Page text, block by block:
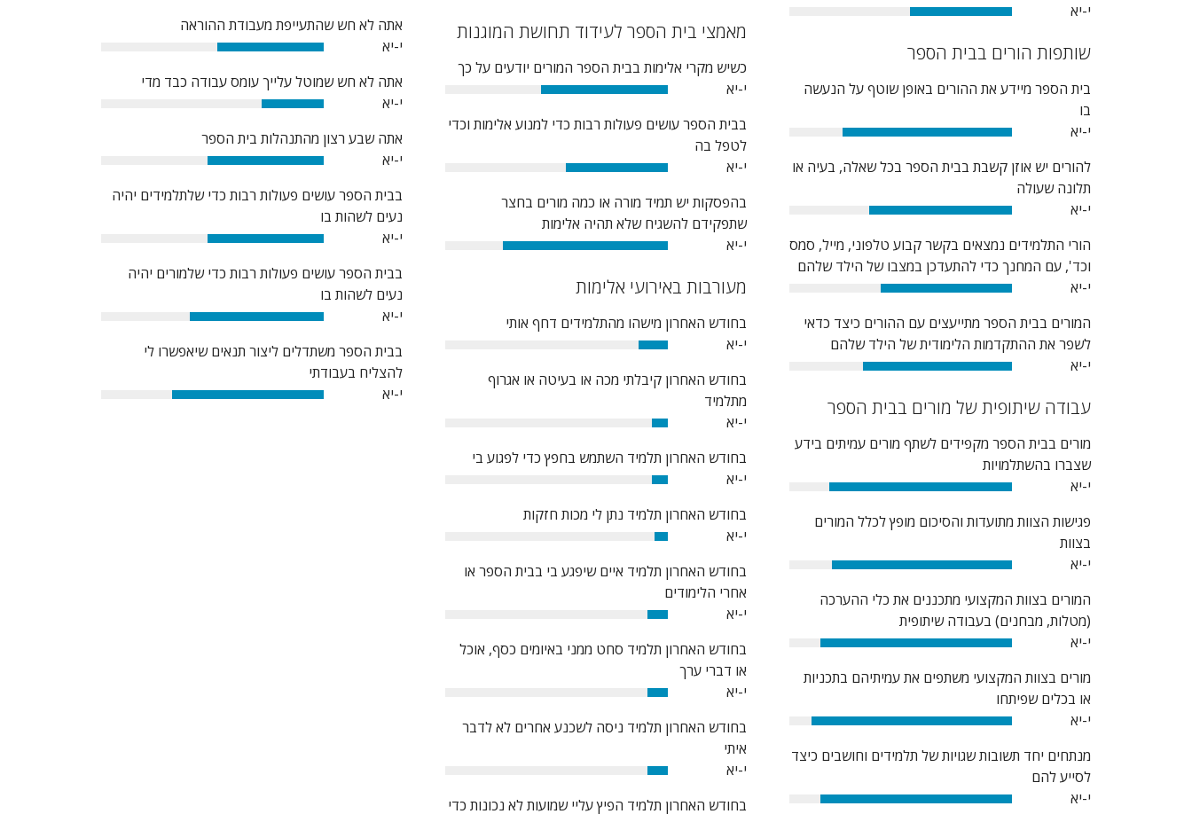
י-יא
46%
שותפות הורים בבית הספר
בית הספר מיידע את ההורים באופן שוטף על הנעשה
בו
י-יא
76%
להורים יש אוזן קשבת בבית הספר בכל שאלה, בעיה או
תלונה שעולה
י-יא
64%
הורי התלמידים נמצאים בקשר קבוע טלפוני, מייל, סמס
וכד', עם המחנך כדי להתעדכן במצבו של הילד שלהם
י-יא
59%
המורים בבית הספר מתייעצים עם ההורים כיצד כדאי
לשפר את ההתקדמות הלימודית של הילד שלהם
י-יא
67%
עבודה שיתופית של מורים בבית הספר
מורים בבית הספר מקפידים לשתף מורים עמיתים בידע
שצברו בהשתלמויות
י-יא
82%
פגישות הצוות מתועדות והסיכום מופץ לכלל המורים
בצוות
י-יא
81%
המורים בצוות המקצועי מתכננים את כלי ההערכה
(מטלות, מבחנים) בעבודה שיתופית
י-יא
86%
מורים בצוות המקצועי משתפים את עמיתיהם בתכניות
או בכלים שפיתחו
י-יא
90%
מנתחים יחד תשובות שגויות של תלמידים וחושבים כיצד
לסייע להם
י-יא
86%
מאמצי בית הספר לעידוד תחושת המוגנות
כשיש מקרי אלימות בבית הספר המורים יודעים על כך
י-יא
57%
בבית הספר עושים פעולות רבות כדי למנוע אלימות וכדי
לטפל בה
י-יא
46%
בהפסקות יש תמיד מורה או כמה מורים בחצר
שתפקידם להשגיח שלא תהיה אלימות
י-יא
74%
מעורבות באירועי אלימות
בחודש האחרון מישהו מהתלמידים דחף אותי
י-יא
13%
בחודש האחרון קיבלתי מכה או בעיטה או אגרוף
מתלמיד
י-יא
7%
בחודש האחרון תלמיד השתמש בחפץ כדי לפגוע בי
י-יא
7%
בחודש האחרון תלמיד נתן לי מכות חזקות
י-יא
6%
בחודש האחרון תלמיד איים שיפגע בי בבית הספר או
אחרי הלימודים
י-יא
9%
בחודש האחרון תלמיד סחט ממני באיומים כסף, אוכל
או דברי ערך
י-יא
9%
בחודש האחרון תלמיד ניסה לשכנע אחרים לא לדבר
איתי
י-יא
9%
בחודש האחרון תלמיד הפיץ עליי שמועות לא נכונות כדי
אתה לא חש שהתעייפת מעבודת ההוראה
י-יא
48%
אתה לא חש שמוטל עלייך עומס עבודה כבד מדי
י-יא
28%
אתה שבע רצון מהתנהלות בית הספר
י-יא
52%
בבית הספר עושים פעולות רבות כדי שלתלמידים יהיה
נעים לשהות בו
י-יא
52%
בבית הספר עושים פעולות רבות כדי שלמורים יהיה
נעים לשהות בו
י-יא
60%
בבית הספר משתדלים ליצור תנאים שיאפשרו לי
להצליח בעבודתי
י-יא
68%